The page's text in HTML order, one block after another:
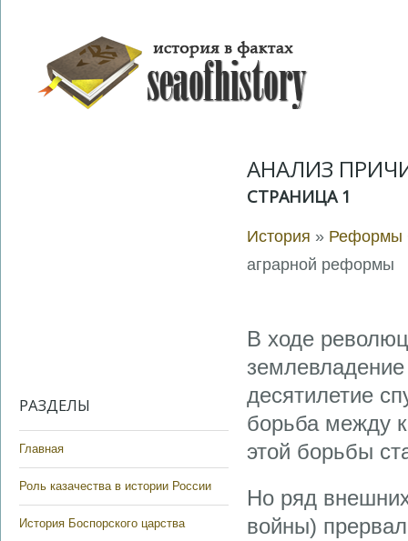
РАЗДЕЛЫ
Главная
Роль казачества в истории России
История Боспорского царства
АНАЛИЗ
СТРАНИЦА 1
История » Реформы
аграрной реформы
В ходе
десятилетие
борьба между
этой борьбы
Но ряд
войны)